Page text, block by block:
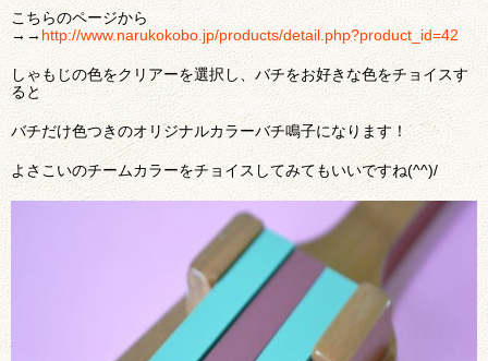
こちらのページから
→→ http://www.narukokobo.jp/products/detail.php?product_id=42
しゃもじの色をクリアーを選択し、バチをお好きな色をチョイスす
ると
バチだけ色つきのオリジナルカラーバチ鳴子になります！
よさこいのチームカラーをチョイスしてみてもいいですね(^^)/